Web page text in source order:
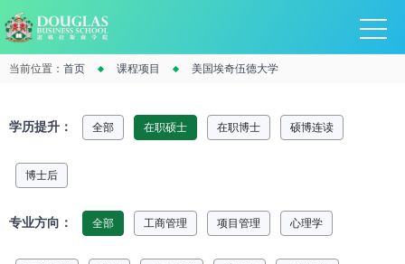
当前位置： 首页 课程项目 美国埃奇伍德大学
学历提升： 全部 在职硕士 在职博士 硕博连读
博士后
专业方向： 全部 工商管理 项目管理 心理学